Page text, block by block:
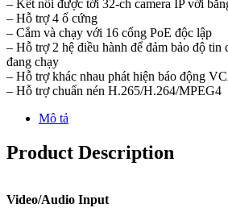
– Kết nối được tới 32-ch camera IP với
– Hỗ trợ 4 ổ cứng
– Cắm và chạy với 16 cổng PoE độc lập
– Hỗ trợ 2 hệ điều hành để đảm bảo độ tin
đang chạy
– Hỗ trợ khác nhau phát hiện báo động
– Hỗ trợ chuẩn nén H.265/H.264/MPEG4
Mô tả
Product Description
Video/Audio Input